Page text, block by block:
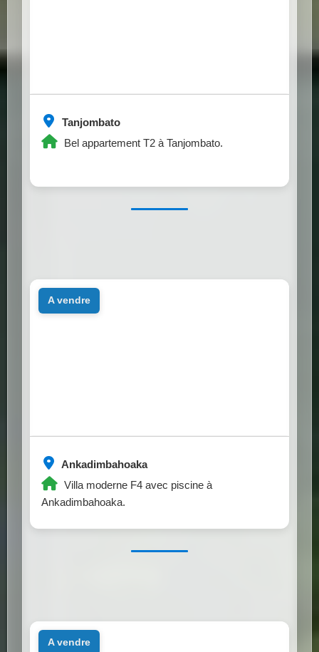
Tanjombato
Bel appartement T2 à Tanjombato.
Ankadimbahoaka
Villa moderne F4 avec piscine à
Ankadimbahoaka.
a vendre
a vendre